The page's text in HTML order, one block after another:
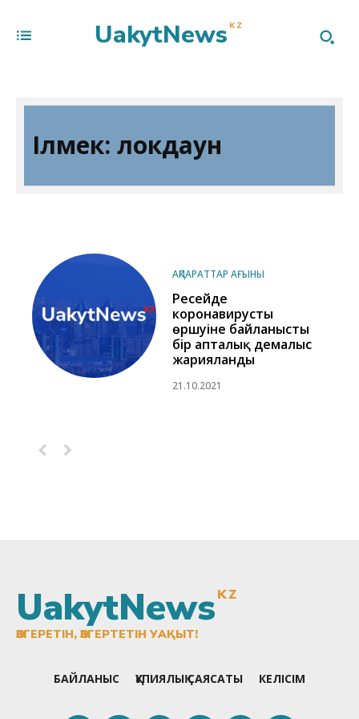
UakytNews KZ
Ілмек: локдаун
АҚПАРАТТАР АҒЫНЫ
Ресейде
коронавирустың
өршуіне байланысты
бір апталық демалыс
жарияланды
21.10.2021
UakytNewsKZ
ӨЗГЕРЕТІН, ӨЗГЕРТЕТІН УАҚЫТ!
БАЙЛАНЫС ҚҰПИЯЛЫҚ САЯСАТЫ КЕЛІСІМ